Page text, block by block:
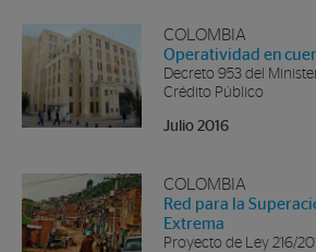
COLOMBIA
Operatividad en
Decreto 953 del
Crédito Público
Julio 2016
COLOMBIA
Red para la
Extrema
Proyecto de Ley 216/